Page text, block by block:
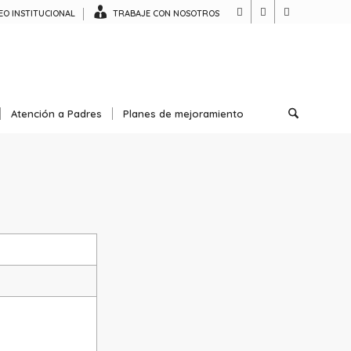
INSTITUCIONAL TRABAJE CON NOSOTROS
Atención a Padres Planes de mejoramiento